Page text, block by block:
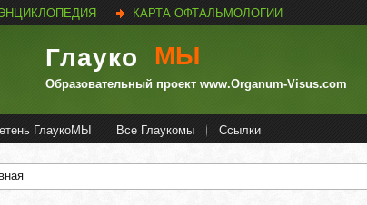
КАРТА ОФТАЛЬМОЛОГИИ
Глауко МЫ
Образовательный проект www.Organum-Visus.com
ГлаукоМЫ Все Глаукомы Ссылки
здесь